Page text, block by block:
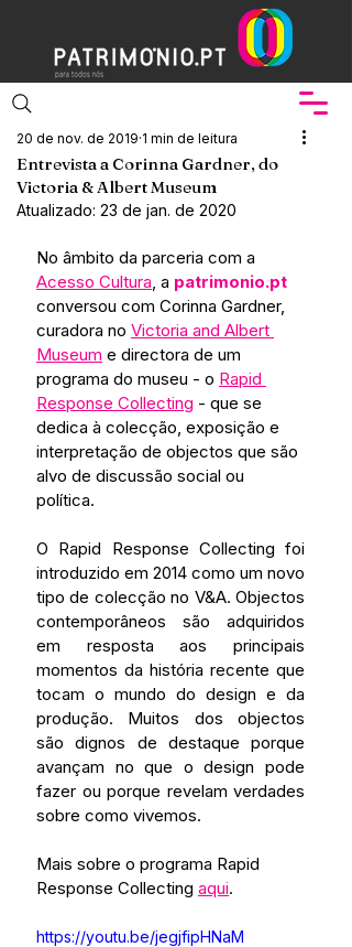
Entrevista a Corinna Gardner, do
Victoria & Albert Museum
20 de nov. de 2019 1 min de leitura
Atualizado: 23 de jan. de 2020
No âmbito da parceria com a
Acesso Cultura, a patrimonio.pt
conversou com Corinna Gardner,
curadora no Victoria and Albert
Museum e directora de um
programa do museu - o Rapid
Response Collecting - que se
dedica à colecção, exposição e
interpretação de objectos que são
alvo de discussão social ou
política.
O Rapid Response Collecting foi
introduzido em 2014 como um novo
tipo de colecção no V&A. Objectos
contemporâneos são adquiridos
em resposta aos principais
momentos da história recente que
tocam o mundo do design e da
produção. Muitos dos objectos
são dignos de destaque porque
avançam no que o design pode
fazer ou porque revelam verdades
sobre como vivemos.
Mais sobre o programa Rapid
Response Collecting aqui.
https://youtu.be/jegjfipHNaM